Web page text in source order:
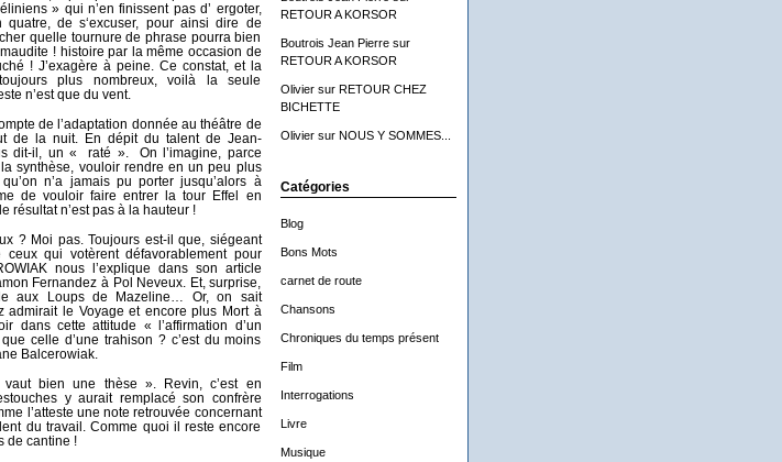
RETOUR A KORSOR
Boutrois Jean Pierresur
RETOUR A KORSOR
Oliviersur RETOUR CHEZ
BICHETTE
Oliviersur NOUS Y SOMMES...
Catégories
Blog
Bons Mots
carnet de route
Chansons
Chroniques du temps présent
Film
Interrogations
Livre
Musique
» qui n’en finissent pas d’ ergoter,
de s‘excuser, pour ainsi dire de
quelle tournure de phrase pourra bien
! histoire par la même occasion de
! J’exagère à peine. Ce constat, et la
plus nombreux, voilà la seule
n’est que du vent.
de l’adaptation donnée au théâtre de
de la nuit. En dépit du talent de Jean-
dit-il, un « raté ». On l’imagine, parce
synthèse, vouloir rendre en un peu plus
n’a jamais pu porter jusqu’alors à
de vouloir faire entrer la tour Effel en
résultat n’est pas à la hauteur !
? Moi pas. Toujours est-il que, siégeant
qui votèrent défavorablement pour
nous l’explique dans son article
Fernandez à Pol Neveux. Et, surprise,
aux Loups de Mazeline… Or, on sait
admirait le Voyage et encore plus Mort à
dans cette attitude « l’affirmation d’un
celle d’une trahison ? c’est du moins
Balcerowiak.
vaut bien une thèse ». Revin, c’est en
y aurait remplacé son confrère
l’atteste une note retrouvée concernant
du travail. Comme quoi il reste encore
de cantine !